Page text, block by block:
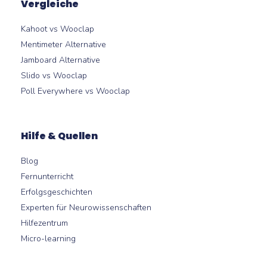
Vergleiche
Kahoot vs Wooclap
Mentimeter Alternative
Jamboard Alternative
Slido vs Wooclap
Poll Everywhere vs Wooclap
Hilfe & Quellen
Blog
Fernunterricht
Erfolgsgeschichten
Experten für Neurowissenschaften
Hilfezentrum
Micro-learning